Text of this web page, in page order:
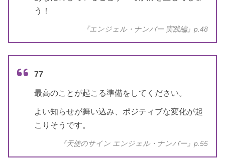
う！
『エンジェル・ナンバー 実践編』p.48
77
最高のことが起こる準備をしてください。
よい知らせが舞い込み、ポジティブな変化が起
こりそうです。
『天使のサイン エンジェル・ナンバー』p.55